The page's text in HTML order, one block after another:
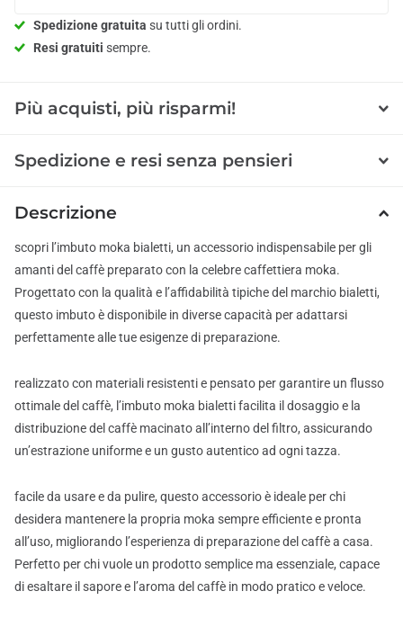
Spedizione gratuita su tutti gli ordini.
Resi gratuiti sempre.
Più acquisti, più risparmi!
Spedizione e resi senza pensieri
Descrizione
scopri l’imbuto moka bialetti, un accessorio indispensabile per gli
amanti del caffè preparato con la celebre caffettiera moka.
Progettato con la qualità e l’affidabilità tipiche del marchio bialetti,
questo imbuto è disponibile in diverse capacità per adattarsi
perfettamente alle tue esigenze di preparazione.
realizzato con materiali resistenti e pensato per garantire un flusso
ottimale del caffè, l’imbuto moka bialetti facilita il dosaggio e la
distribuzione del caffè macinato all’interno del filtro, assicurando
un’estrazione uniforme e un gusto autentico ad ogni tazza.
facile da usare e da pulire, questo accessorio è ideale per chi
desidera mantenere la propria moka sempre efficiente e pronta
all’uso, migliorando l’esperienza di preparazione del caffè a casa.
Perfetto per chi vuole un prodotto semplice ma essenziale, capace
di esaltare il sapore e l’aroma del caffè in modo pratico e veloce.